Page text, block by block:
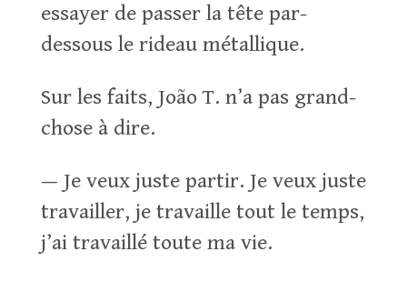
essayer de passer la tête par-
dessous le rideau métallique.
Sur les faits, João T. n’a pas grand-
chose à dire.
— Je veux juste partir. Je veux juste
travailler, je travaille tout le temps,
j’ai travaillé toute ma vie.